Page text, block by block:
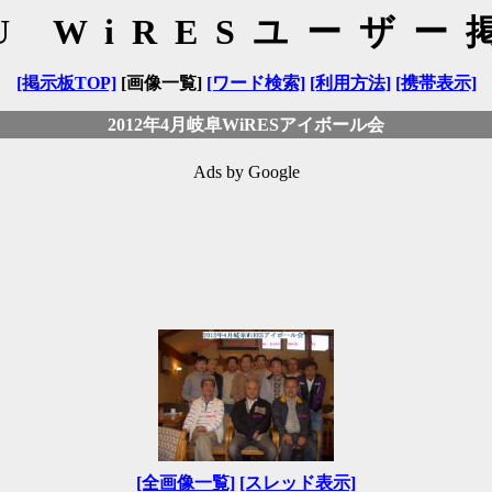
WiRESユーザー
[掲示板TOP][画像一覧] [ワード検索] [利用方法] [携帯表示]
2012年4月岐阜WiRESアイボール会
Ads by Google
[全画像一覧] [スレッド表示]